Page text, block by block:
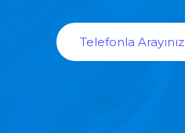
Telefonla Arayınız